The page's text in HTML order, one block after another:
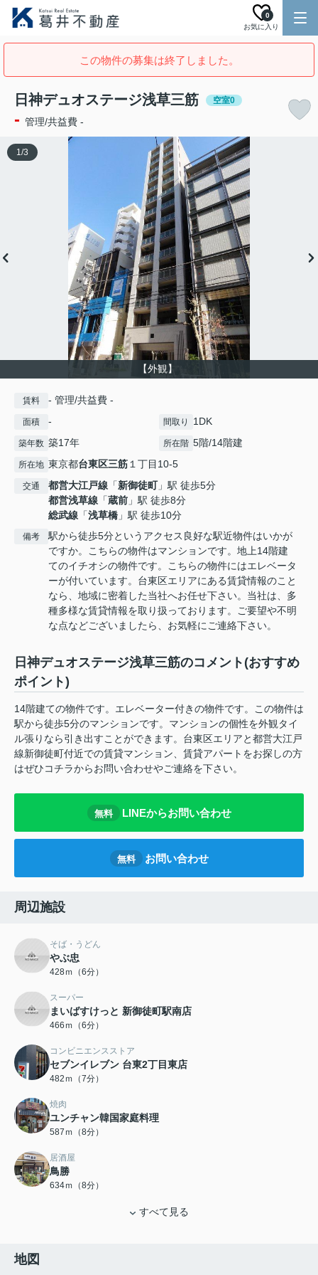
お気に入り
0
この物件の募集は終了しました。
日神デュオステージ浅草三筋 空室0
- 管理/共益費 -
【外観】
1/3
賃料 - 管理/共益費 -
面積 - 間取り 1DK
築年数 築17年 所在階 5階/14階建
所在地 東京都台東区三筋１丁目10-5
交通 都営大江戸線 「新御徒町」駅 徒歩5分
都営浅草線 「蔵前 」駅 徒歩8分
総武線 「浅草橋 」駅 徒歩10分
備考
駅から徒歩5分というアクセス良好な駅近物件はいかが
ですか。こちらの物件はマンションです。地上14階建
てのイチオシの物件です。こちらの物件にはエレベータ
ーが付いています。台東区エリアにある賃貸情報のこと
なら、地域に密着した当社へお任せ下さい。当社は、多
種多様な賃貸情報を取り扱っております。ご要望や不明
な点などございましたら、お気軽にご連絡下さい。
日神デュオステージ浅草三筋のコメント(おすすめ
ポイント)
14階建ての物件です。エレベーター付きの物件です。この物件は
駅から徒歩5分のマンションです。マンションの個性を外観タイ
ル張りなら引き出すことができます。台東区エリアと都営大江戸
線新御徒町付近での賃貸マンション、賃貸アパートをお探しの方
はぜひコチラからお問い合わせやご連絡を下さい。
無料 LINEからお問い合わせ
無料 お問い合わせ
周辺施設
そば・うどん
やぶ忠
428ｍ（6分）
スーパー
まいばすけっと 新御徒町駅南店
466ｍ（6分）
コンビニエンスストア
セブンイレブン 台東2丁目東店
482ｍ（7分）
焼肉
ユンチャン韓国家庭料理
587ｍ（8分）
居酒屋
鳥勝
634ｍ（8分）
すべて見る
地図